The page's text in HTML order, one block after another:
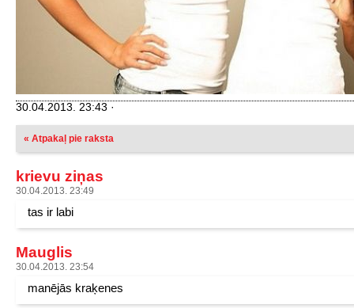
30.04.2013. 23:43 ·
« Atpakaļ pie raksta
krievu ziņas
30.04.2013. 23:49
tas ir labi
Mauglis
30.04.2013. 23:54
manējās kraķenes